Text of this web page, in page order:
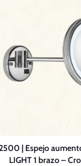
| Espejo
LIGHT 1 brazo –